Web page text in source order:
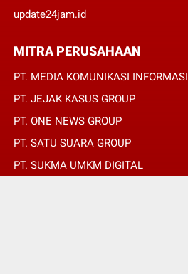
update24jam.id
MITRA PERUSAHAAN
PT. MEDIA KOMUNIKASI INFORMASI
PT. JEJAK KASUS GROUP
PT. ONE NEWS GROUP
PT. SATU SUARA GROUP
PT. SUKMA UMKM DIGITAL